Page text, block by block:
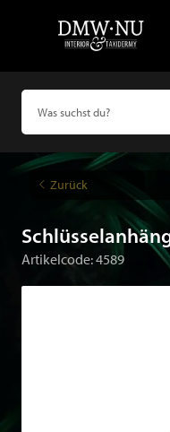
Zurück
Artikelcode: 4589